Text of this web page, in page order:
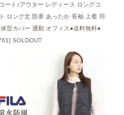
ート♪アウター レディース ロングコ
ロング丈 防寒 あったか 長袖 上着 羽
型カバー 通勤 オフィス●送料無料●
SOLDOUT